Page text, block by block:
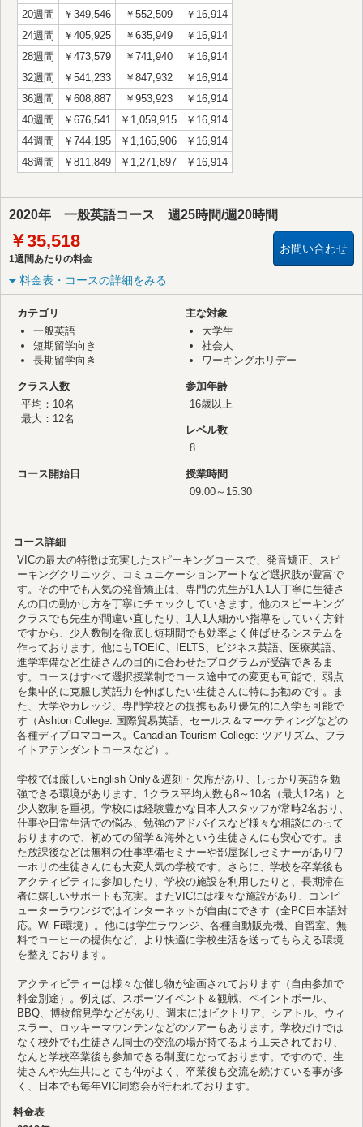
20週間
￥349,546 ￥552,509
￥16,914
24週間
￥405,925 ￥635,949
￥16,914
28週間
￥473,579 ￥741,940
￥16,914
32週間
￥541,233 ￥847,932
￥16,914
36週間
￥608,887 ￥953,923
￥16,914
40週間
￥676,541 ￥1,059,915
￥16,914
44週間
￥744,195 ￥1,165,906
￥16,914
48週間
￥811,849 ￥1,271,897 ￥16,914
2020年 一般英語コース 週25時間/週20時間
￥35,518
1週間あたりの料金
お問い合わせ
料金表・コースの詳細をみる
カテゴリ
一般英語
短期留学向き
長期留学向き
主な対象
大学生
社会人
ワーキングホリデー
クラス人数
平均：10名
最大：12名
参加年齢
16歳以上
レベル数
8
コース開始日
授業時間
09:00～15:30
コース詳細
VICの最大の特徴は充実したスピーキングコースで、発音矯正、スピ
ーキングクリニック、コミュニケーションアートなど選択肢が豊富で
す。その中でも人気の発音矯正は、専門の先生が1人1人丁寧に生徒さ
んの口の動かし方を丁寧にチェックしていきます。他のスピーキング
クラスでも先生が間違い直したり、1人1人細かい指導をしていく方針
ですから、少人数制を徹底し短期間でも効率よく伸ばせるシステムを
作っております。他にもTOEIC、IELTS、ビジネス英語、医療英語、
進学準備など生徒さんの目的に合わせたプログラムが受講できるま
す。コースはすべて選択授業制でコース途中での変更も可能で、弱点
を集中的に克服し英語力を伸ばしたい生徒さんに特にお勧めです。ま
た、大学やカレッジ、専門学校との提携もあり優先的に入学も可能で
す（Ashton College: 国際貿易英語、セールス＆マーケティングなどの
各種ディプロマコース。Canadian Tourism College: ツアリズム、フラ
イトアテンダントコースなど）。
学校では厳しいEnglish Only＆遅刻・欠席があり、しっかり英語を勉
強できる環境があります。1クラス平均人数も8～10名（最大12名）と
少人数制を重視。学校には経験豊かな日本人スタッフが常時2名おり、
仕事や日常生活での悩み、勉強のアドバイスなど様々な相談にのって
おりますので、初めての留学＆海外という生徒さんにも安心です。ま
た放課後などは無料の仕事準備セミナーや部屋探しセミナーがありワ
ーホリの生徒さんにも大変人気の学校です。さらに、学校を卒業後も
アクティビティに参加したり、学校の施設を利用したりと、長期滞在
者に嬉しいサポートも充実。またVICには様々な施設があり、コンピ
ューターラウンジではインターネットが自由にできす（全PC日本語対
応。Wi-Fi環境）。他には学生ラウンジ、各種自動販売機、自習室、無
料でコーヒーの提供など、より快適に学校生活を送ってもらえる環境
を整えております。
アクティビティーは様々な催し物が企画されております（自由参加で
料金別途）。例えば、スポーツイベント＆観戦、ペイントボール、
BBQ、博物館見学などがあり、週末にはビクトリア、シアトル、ウィ
スラー、ロッキーマウンテンなどのツアーもあります。学校だけでは
なく校外でも生徒さん同士の交流の場が持てるよう工夫されており、
なんと学校卒業後も参加できる制度になっております。ですので、生
徒さんや先生共にとても仲がよく、卒業後も交流を続けている事が多
く、日本でも毎年VIC同窓会が行われております。
料金表